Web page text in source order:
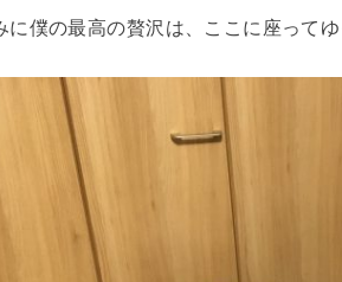
に僕の最高の贅沢は、ここに座って